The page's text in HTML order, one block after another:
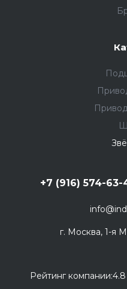
+7 (916) 574-63-
г. Москва, 1-я
Рейтинг